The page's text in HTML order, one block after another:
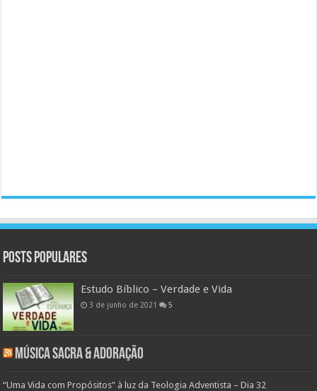
Posts populares
Estudo Bíblico – Verdade e Vida
3 de junho de 2021 5
Música Sacra & Adoração
“Uma Vida com Propósitos” à luz da Teologia Adventista – Dia 32